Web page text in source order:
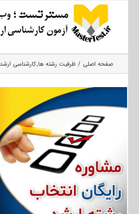
صفحه اصلی ظرفیت رشته ها کارشناسی